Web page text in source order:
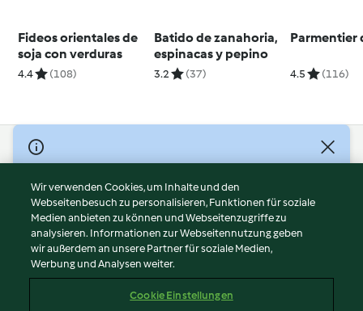
Fideos orientales de
soja con verduras
4.4 (108)
Batido de zanahoria,
espinacas y pepino
3.2 (37)
Parmentier
4.5 (116)
© Copyright 2026
Nutzungsbedingungen
Datenschutzrichtlinien
Disclaimer
Impressum
Cookies
Wir verwenden Cookies, um Inhalte und den
Webseitenbesuch zu personalisieren, Funktionen für soziale
Medien anbieten zu können und Webseitenzugriffe zu
analysieren. Informationen zur Webseitennutzung geben
wir außerdem an unsere Partner für soziale Medien,
Werbung und Analysen weiter.
Cookie Einstellungen